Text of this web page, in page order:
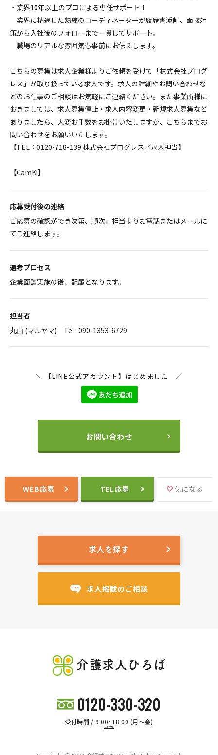
・業界10年以上のプロによる専任サポート！
業界に精通した熟練のコーディネーターが履歴書添削、面接対
策から入社後のフォローまで一貫してサポート。
職場のリアルな雰囲気も事前にお伝えします。
こちらの募集は求人企業様よりご依頼を受けて「株式会社プログ
レス」が取り扱っている求人です。求人の詳細やお問い合わせな
どのお仕事のご相談はお気軽にご連絡ください。また事業所様に
おきましては、求人募集停止・求人内容変更・新規求人募集など
ありましたら、大変お手数をお掛けいたしますが、こちらまでお
問い合わせをお願いいたします。
【TEL：0120-718-139 株式会社プログレス／求人担当】
【CamKI】
応募受付後の連絡
ご応募の確認ができ次第、順次、担当よりお電話またはメールに
てご連絡します。
選考プロセス
企業面談実施の後、配属となります。
担当者
丸山 (マルヤマ) Tel : 090-1353-6729
＼ 【LINE公式アカウント】はじめました ／
お問い合わせ
WEB応募 TEL応募 気になる
求人を探す
求人掲載のご相談
介護求人ひろば
0120-330-320
受付時間 / 9:00~18:00 (月～金)
ジョブオレ